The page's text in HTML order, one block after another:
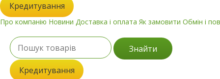
Кредитування
Про компанію Новини Доставка і оплата Як замовити Обмін і
Знайти
Кредитування